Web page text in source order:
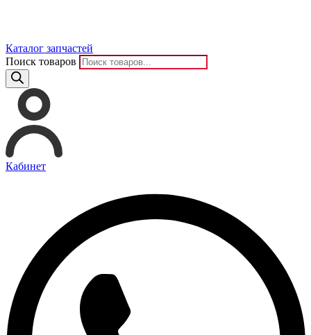
Каталог запчастей
Поиск товаров
Кабинет